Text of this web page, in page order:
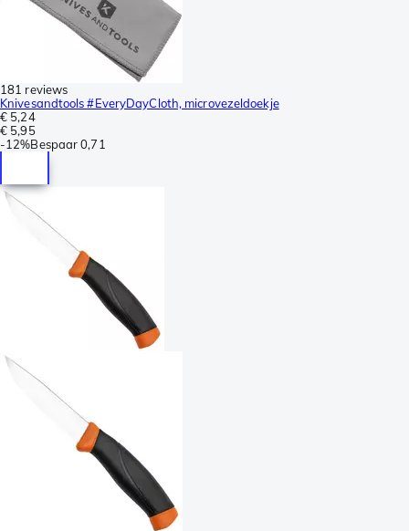
181 reviews
Knivesandtools #EveryDayCloth, microvezeldoekje
€ 5,24
€ 5,95
-12%Bespaar 0,71